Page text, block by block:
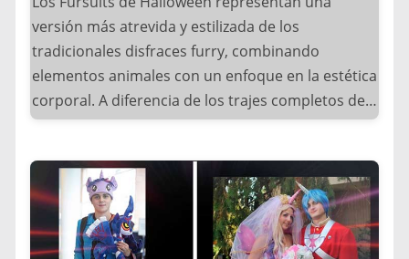
– Convenciones como Anthrocon atraen 10,000+
asistentes
– Videojuegos como “Changed” exploran la
estética furry
– Artistas digitales ganan millones en plataformas
– Marcas como Disney han incorporado
elementos furry
versión más atrevida y estilizada de los
tradicionales disfraces furry, combinando
elementos animales con un enfoque en la estética
corporal. A diferencia de los trajes completos del
furry fandom convencional, esta variante se
accesorios animales, diseños que muestran más
piel que peluche, siluetas ajustadas y
sensualizadas y la combinación de materiales
como lycra y cuero.